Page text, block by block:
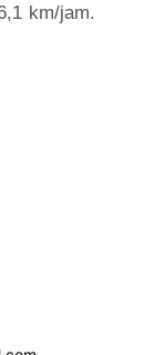
km/jam.